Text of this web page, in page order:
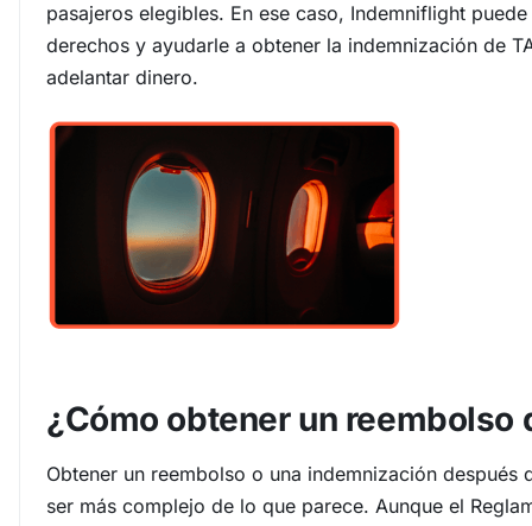
pasajeros elegibles. En ese caso, Indemniflight
derechos y ayudarle a obtener la indemnización de
adelantar dinero.
¿Cómo obtener un reembolso
Obtener un reembolso o una indemnización
ser más complejo de lo que parece. Aunque el